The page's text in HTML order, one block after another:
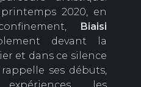
2020, en
Biaisi
devant la
et dans ce silence
ses débuts,